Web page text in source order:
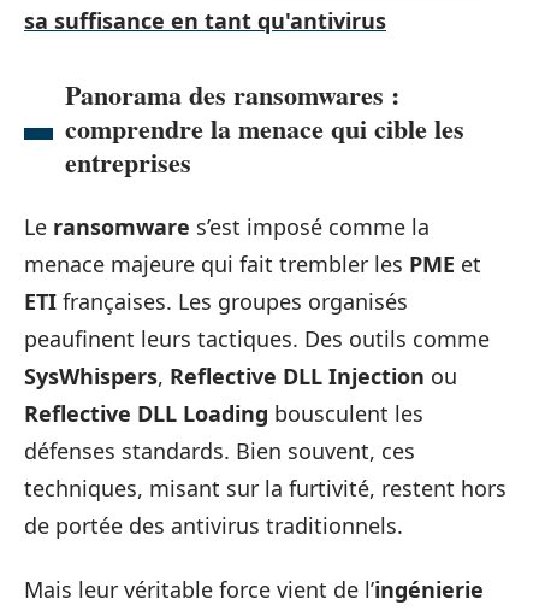
sa suffisance en tant qu'antivirus
Panorama des ransomwares :
comprendre la menace qui cible les
entreprises
Le ransomware s’est imposé comme la
menace majeure qui fait trembler les PME et
ETI françaises. Les groupes organisés
peaufinent leurs tactiques. Des outils comme
SysWhispers, Reflective DLL Injection ou
Reflective DLL Loading bousculent les
défenses standards. Bien souvent, ces
techniques, misant sur la furtivité, restent hors
de portée des antivirus traditionnels.
Mais leur véritable force vient de l’ingénierie